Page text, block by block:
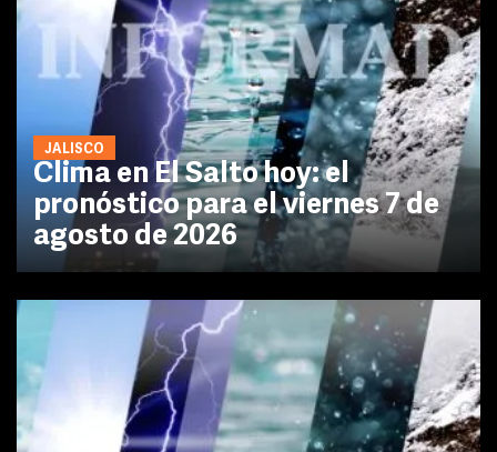
JALISCO
Clima en El Salto hoy: el
pronóstico para el viernes 7 de
agosto de 2026